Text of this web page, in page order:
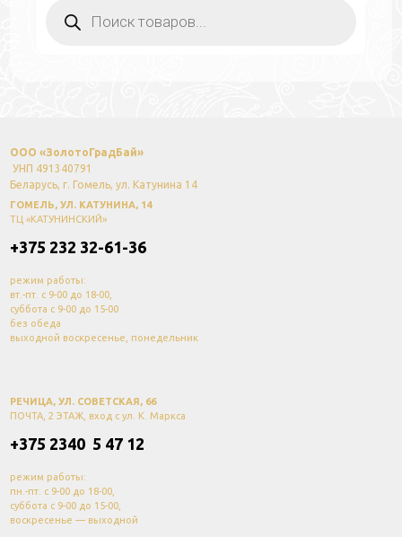
ООО «ЗолотоГрадБай»
УНП 491340791
Беларусь, г. Гомель, ул. Катунина 14
ГОМЕЛЬ, УЛ. КАТУНИНА, 14
ТЦ «КАТУНИНСКИЙ»
+375 232 32-61-36
режим работы:
вт.-пт. с 9-00 до 18-00,
суббота с 9-00 до 15-00
без обеда
выходной воскресенье, понедельник
РЕЧИЦА, УЛ. СОВЕТСКАЯ, 66
ПОЧТА, 2 ЭТАЖ, вход с ул. К. Маркса
+375 2340 5 47 12
режим работы:
пн.-пт. с 9-00 до 18-00,
суббота с 9-00 до 15-00,
воскресенье — выходной